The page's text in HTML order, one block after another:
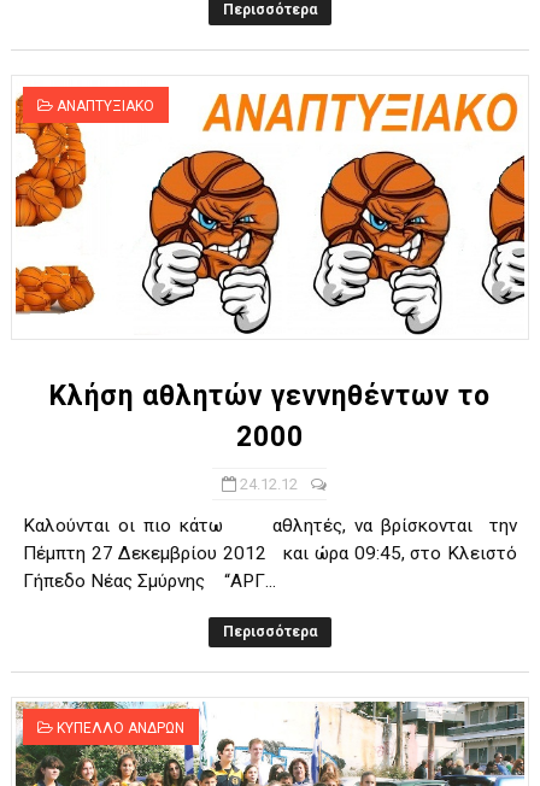
Περισσότερα
ΑΝΑΠΤΥΞΙΑΚΟ
Κλήση αθλητών γεννηθέντων το
2000
24.12.12
Καλούνται οι πιο κάτω αθλητές, να βρίσκονται την
Πέμπτη 27 Δεκεμβρίου 2012 και ώρα 09:45, στο Κλειστό
Γήπεδο Νέας Σμύρνης “ΑΡΓ...
Περισσότερα
ΚΥΠΕΛΛΟ ΑΝΔΡΩΝ